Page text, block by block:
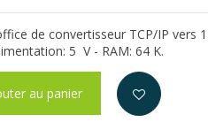
de convertisseur TCP/IP vers
5 V - RAM: 64 K.
au panier